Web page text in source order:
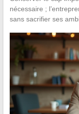
nécessaire ;
sans sacrifier ses